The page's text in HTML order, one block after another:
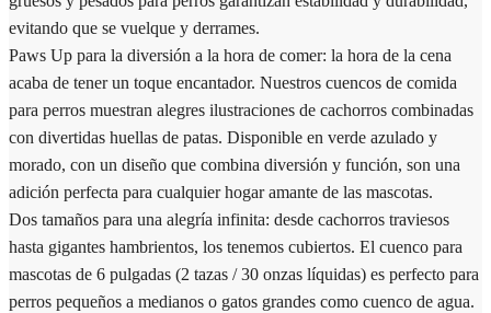
evitando que se vuelque y derrames.
Paws Up para la diversión a la hora de comer: la hora de la cena
acaba de tener un toque encantador. Nuestros cuencos de comida
para perros muestran alegres ilustraciones de cachorros combinadas
con divertidas huellas de patas. Disponible en verde azulado y
morado, con un diseño que combina diversión y función, son una
adición perfecta para cualquier hogar amante de las mascotas.
Dos tamaños para una alegría infinita: desde cachorros traviesos
hasta gigantes hambrientos, los tenemos cubiertos. El cuenco para
mascotas de 6 pulgadas (2 tazas / 30 onzas líquidas) es perfecto para
perros pequeños a medianos o gatos grandes como cuenco de agua.